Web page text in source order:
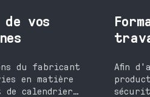
de vos
du fabricant
en matière
de calendrier
Afin